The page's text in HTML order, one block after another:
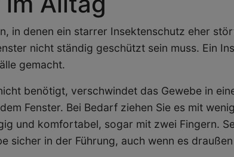
in denen ein starrer Insektenschutz eher
nicht ständig geschützt sein muss. Ein
gemacht.
benötigt, verschwindet das Gewebe in
Fenster. Bei Bedarf ziehen Sie es mit
und komfortabel, sogar mit zwei Fingern.
sicher in der Führung, auch wenn es